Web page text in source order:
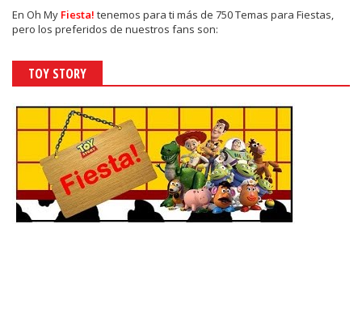
En Oh My Fiesta! tenemos para ti más de 750 Temas para Fiestas,
pero los preferidos de nuestros fans son:
TOY STORY